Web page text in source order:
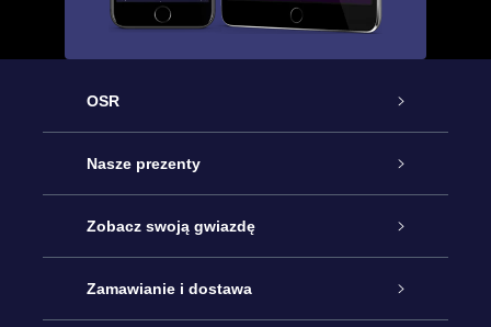
OSR
Obsługa
Kontakt
Blog
Nasze prezenty
Podarunek Gwiazda Online
Pakiet Podarunkowy OSR
Zobacz swoją gwiazdę
Rejestr Gwiazd
Zamawianie i dostawa